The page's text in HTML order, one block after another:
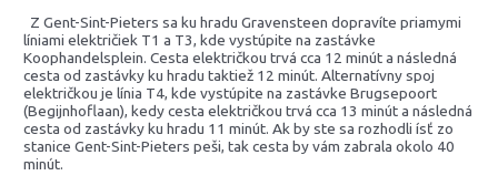
Z Gent-Sint-Pieters sa ku hradu Gravensteen dopravíte priamymi
líniami električiek T1 a T3, kde vystúpite na zastávke
Koophandelsplein. Cesta električkou trvá cca 12 minút a následná
cesta od zastávky ku hradu taktiež 12 minút. Alternatívny spoj
električkou je línia T4, kde vystúpite na zastávke Brugsepoort
(Begijnhoflaan), kedy cesta električkou trvá cca 13 minút a následná
cesta od zastávky ku hradu 11 minút. Ak by ste sa rozhodli ísť zo
stanice Gent-Sint-Pieters peši, tak cesta by vám zabrala okolo 40
minút.